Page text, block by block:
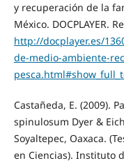
y recuperación de la
México. DOCPLAYER.
http://docplayer.es/
de-medio-ambiente-
Castañeda, E. (2009).
spinulosum Dyer &
Soyaltepec, Oaxaca.
en Ciencias). Instituto